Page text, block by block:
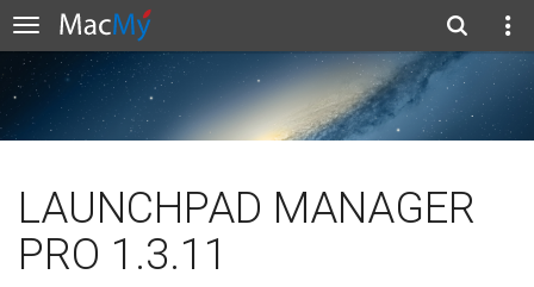
LAUNCHPAD MANAGER
PRO 1.3.11